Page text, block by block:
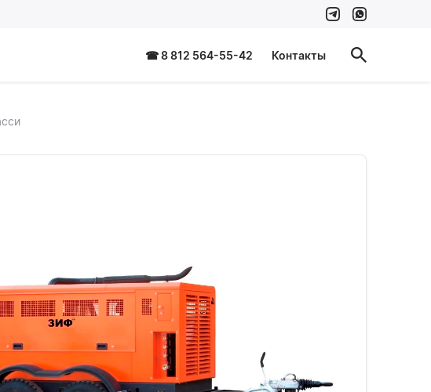
☎ 8 812 564-55-42 Контакты